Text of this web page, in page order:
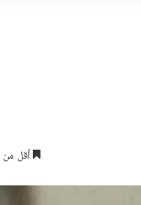
أقل من